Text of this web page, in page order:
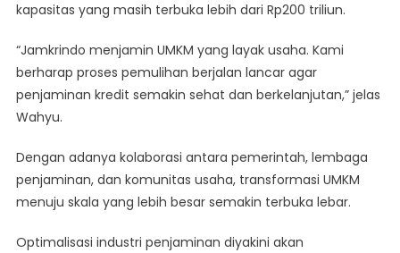
kapasitas yang masih terbuka lebih dari Rp200 triliun.
“Jamkrindo menjamin UMKM yang layak usaha. Kami
berharap proses pemulihan berjalan lancar agar
penjaminan kredit semakin sehat dan berkelanjutan,” jelas
Wahyu.
Dengan adanya kolaborasi antara pemerintah, lembaga
penjaminan, dan komunitas usaha, transformasi UMKM
menuju skala yang lebih besar semakin terbuka lebar.
Optimalisasi industri penjaminan diyakini akan